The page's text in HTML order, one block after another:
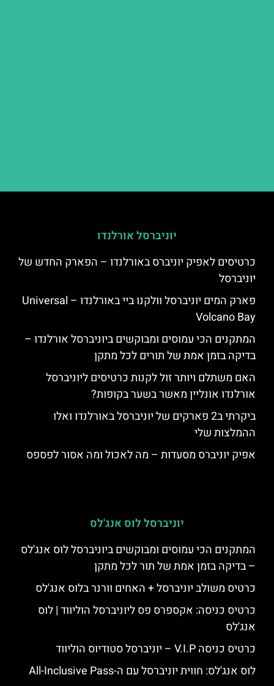
יוניברסל אורלנדו
כרטיסים לאפיק יוניברס באורלנדו – הפארק החדש של
יוניברסל
פארק המים יוניברסל וולקנו ביי באורלנדו – Universal
Volcano Bay
המתקנים הכי עמוסים ומבוקשים ביוניברסל אורלנדו –
בדיקה בזמן אמת של תורים לכל מתקן
האם משתלם ויותר זול לקנות כרטיסים ליוניברסל
אורלנדו אונליין מאשר בשער בקופות?
ביקרתי ב2 פארקים של יוניברסל באורלנדו ואלו
ההמלצות שלי
אפיק יוניברס מסעדות – מה לאכול ומה אסור לפספס
יוניברסל לוס אנג'לס
המתקנים הכי עמוסים ומבוקשים ביוניברסל לוס אנג'לס
– בדיקה בזמן אמת של תור לכל מתקן
כרטיס משולב יוניברסל + האחים וורנר בלוס אנג'לס
כרטיס כניסה: אקספרס פס ליוניברסל הוליווד | לוס
אנג'לס
כרטיס כניסה V.I.P – יוניברסל סטודיוס הוליווד
לוס אנג'לס: חווית יוניברסל עם ה-All-Inclusive Pass